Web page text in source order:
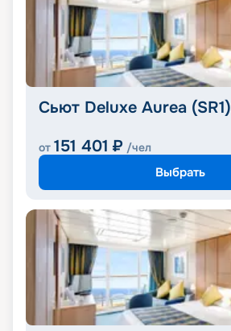
Сьют Deluxe Aurea (SR1)
от 151 401 ₽ /чел
Выбрать